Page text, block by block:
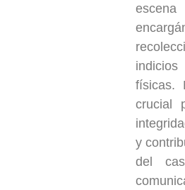
físicas.
crucial
y
del